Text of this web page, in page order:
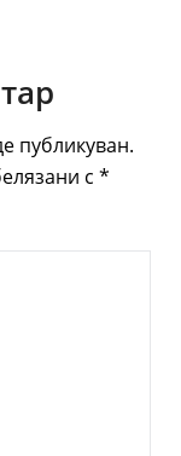
публикуван.
с *